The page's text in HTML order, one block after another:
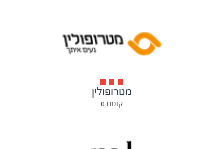
מטרופולין
קומת 0